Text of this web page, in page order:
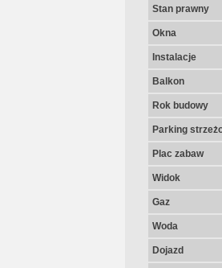
Stan prawny
Okna
Instalacje
Balkon
Rok budowy
Parking
Plac zabaw
Widok
Gaz
Woda
Dojazd